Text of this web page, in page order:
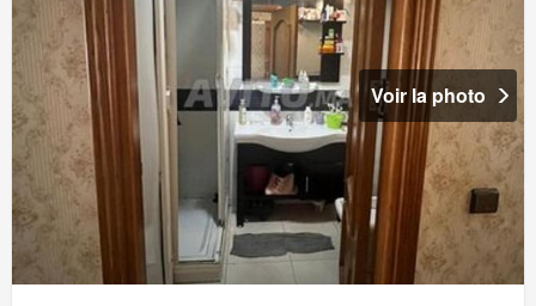
Voir la photo